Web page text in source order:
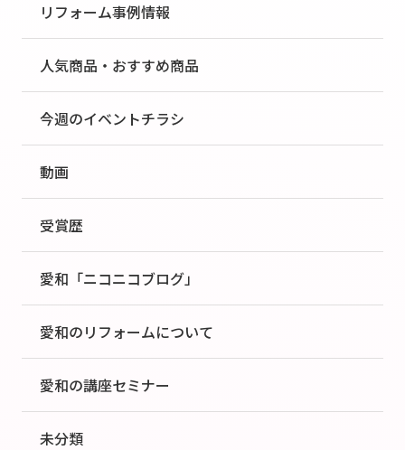
リフォーム事例情報
人気商品・おすすめ商品
今週のイベントチラシ
動画
受賞歴
愛和「ニコニコブログ」
愛和のリフォームについて
愛和の講座セミナー
未分類